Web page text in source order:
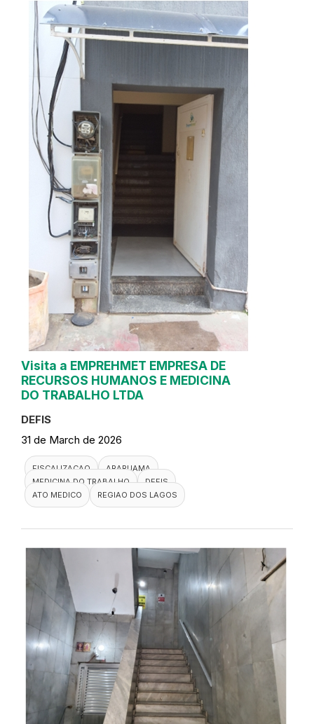
Visita a EMPREHMET EMPRESA DE
RECURSOS HUMANOS E MEDICINA
DO TRABALHO LTDA
DEFIS
31 de March de 2026
FISCALIZACAO
ARARUAMA
MEDICINA DO TRABALHO
DEFIS
ATO MEDICO
REGIAO DOS LAGOS